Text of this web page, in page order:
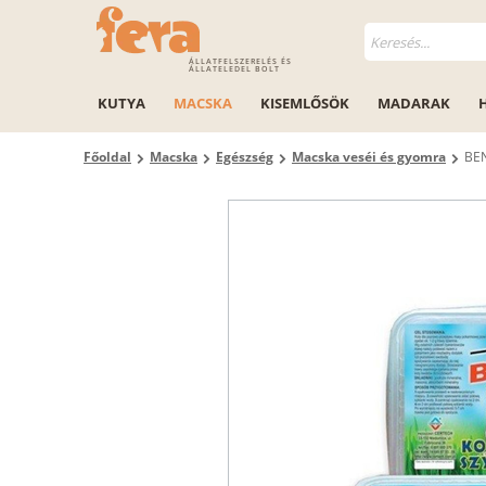
ÁLLATFELSZERELÉS ÉS
ÁLLATELEDEL BOLT
KUTYA MACSKA KISEMLŐSÖK MADARAK
Főoldal Macska Egészség Macska veséi és gyomra